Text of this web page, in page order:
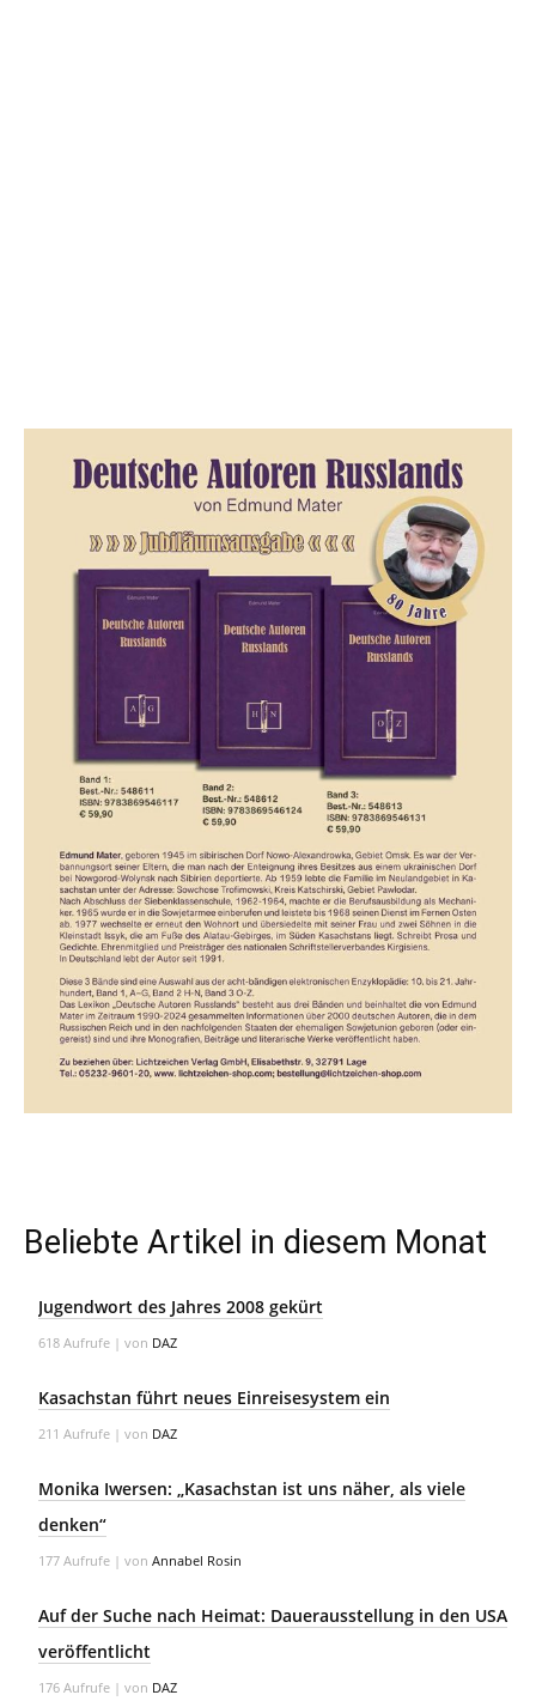
Beliebte Artikel in diesem Monat
Jugendwort des Jahres 2008 gekürt
618 Aufrufe | von DAZ
Kasachstan führt neues Einreisesystem ein
211 Aufrufe | von DAZ
Monika Iwersen: „Kasachstan ist uns näher, als viele
denken“
177 Aufrufe | von Annabel Rosin
Auf der Suche nach Heimat: Dauerausstellung in den USA
veröffentlicht
176 Aufrufe | von DAZ